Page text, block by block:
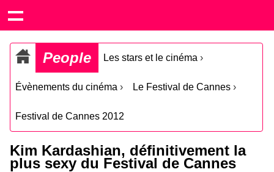
People Les stars et le cinéma ›
Évènements du cinéma › Le Festival de Cannes ›
Festival de Cannes 2012
Kim Kardashian, définitivement la
plus sexy du Festival de Cannes